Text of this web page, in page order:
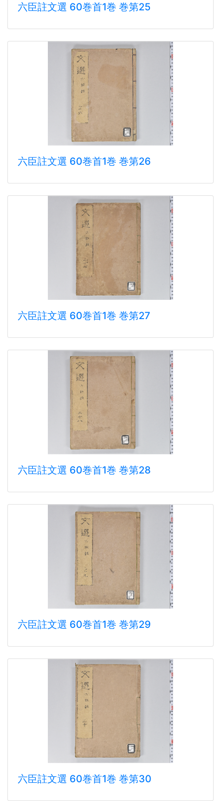
六臣註文選 60巻首1巻 巻第25
六臣註文選 60巻首1巻 巻第26
六臣註文選 60巻首1巻 巻第27
六臣註文選 60巻首1巻 巻第28
六臣註文選 60巻首1巻 巻第29
六臣註文選 60巻首1巻 巻第30